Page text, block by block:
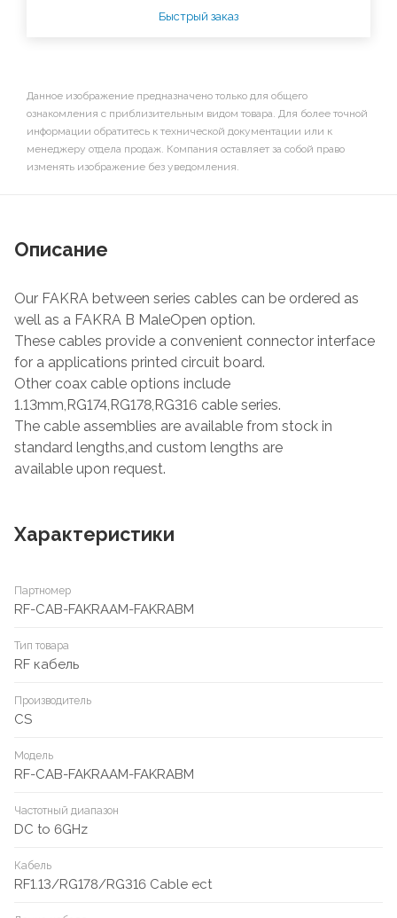
Быстрый заказ
Данное изображение предназначено только для общего
ознакомления с приблизительным видом товара. Для более точной
информации обратитесь к технической документации или к
менеджеру отдела продаж. Компания оставляет за собой право
изменять изображение без уведомления.
Описание
Our FAKRA between series cables can be ordered as
well as a FAKRA B MaleOpen option.
These cables provide a convenient connector interface
for a applications printed circuit board.
Other coax cable options include
1.13mm,RG174,RG178,RG316 cable series.
The cable assemblies are available from stock in
standard lengths,and custom lengths are
available upon request.
Характеристики
Партномер
RF-CAB-FAKRAAM-FAKRABM
Тип товара
RF кабель
Производитель
CS
Модель
RF-CAB-FAKRAAM-FAKRABM
Частотный диапазон
DC to 6GHz
Кабель
RF1.13/RG178/RG316 Cable ect